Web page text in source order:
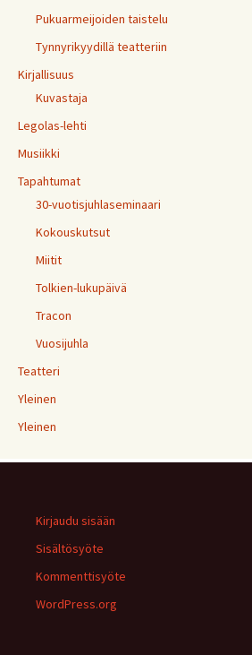
Pukuarmeijoiden taistelu
Tynnyrikyydillä teatteriin
Kirjallisuus
Kuvastaja
Legolas-lehti
Musiikki
Tapahtumat
30-vuotisjuhlaseminaari
Kokouskutsut
Miitit
Tolkien-lukupäivä
Tracon
Vuosijuhla
Teatteri
Yleinen
Yleinen
Kirjaudu sisään
Sisältösyöte
Kommenttisyöte
WordPress.org